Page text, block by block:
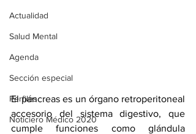
Actualidad
Salud Mental
Agenda
Sección especial
Perfiles
Noticiero Médico 2020
El páncreas es un órgano retroperitoneal
accesorio del sistema digestivo, que
cumple funciones como glándula